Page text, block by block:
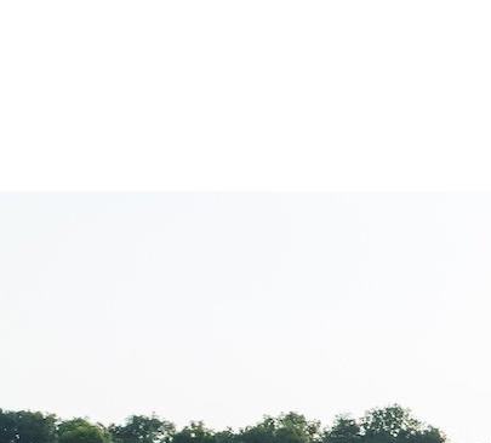
Herneacova